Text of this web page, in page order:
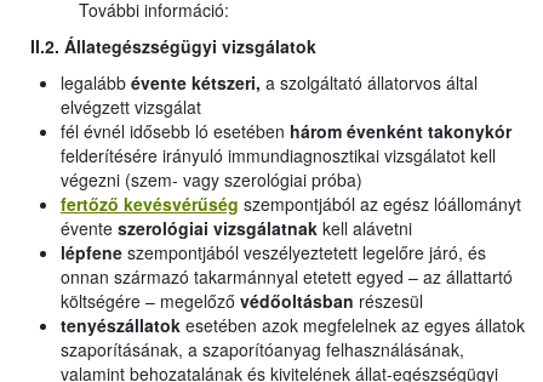
További információ:
II.2. Állategészségügyi vizsgálatok
legalább évente kétszeri, a szolgáltató állatorvos által
elvégzett vizsgálat
fél évnél idősebb ló esetében három évenként takonykór
felderítésére irányuló immundiagnosztikai vizsgálatot kell
végezni (szem- vagy szerológiai próba)
fertőző kevésvérűség szempontjából az egész lóállományt
évente szerológiai vizsgálatnak kell alávetni
lépfene szempontjából veszélyeztetett legelőre járó, és
onnan származó takarmánnyal etetett egyed – az állattartó
költségére – megelőző védőoltásban részesül
tenyészállatok esetében azok megfelelnek az egyes állatok
szaporításának, a szaporítóanyag felhasználásának,
valamint behozatalának és kivitelének állat-egészségügyi